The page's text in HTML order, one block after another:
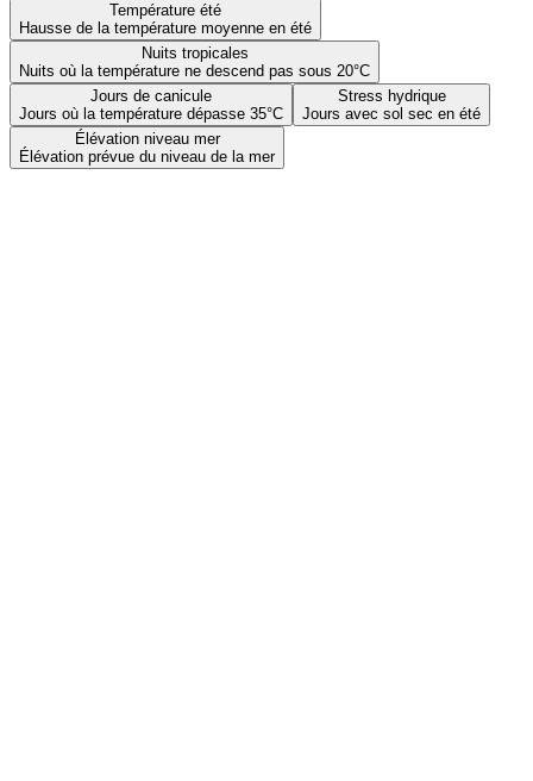
Température été
Hausse de la température moyenne en été
Nuits tropicales
Nuits où la température ne descend pas sous 20°C
Jours de canicule
Jours où la température dépasse 35°C
Stress hydrique
Jours avec sol sec en été
Élévation niveau mer
Élévation prévue du niveau de la mer